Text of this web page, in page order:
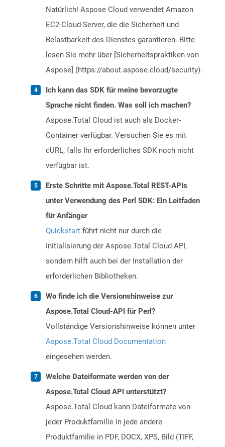
Natürlich! Aspose Cloud verwendet Amazon
EC2-Cloud-Server, die die Sicherheit und
Belastbarkeit des Dienstes garantieren. Bitte
lesen Sie mehr über [Sicherheitspraktiken von
Aspose] (https://about.aspose.cloud/security).
Ich kann das SDK für meine bevorzugte
Sprache nicht finden. Was soll ich machen?
Aspose.Total Cloud ist auch als Docker-
Container verfügbar. Versuchen Sie es mit
cURL, falls Ihr erforderliches SDK noch nicht
verfügbar ist.
Erste Schritte mit Aspose.Total REST-APIs
unter Verwendung des Perl SDK: Ein Leitfaden
für Anfänger
Quickstart führt nicht nur durch die
Initialisierung der Aspose.Total Cloud API,
sondern hilft auch bei der Installation der
erforderlichen Bibliotheken.
Wo finde ich die Versionshinweise zur
Aspose.Total Cloud-API für Perl?
Vollständige Versionshinweise können unter
Aspose.Total Cloud Documentation
eingesehen werden.
Welche Dateiformate werden von der
Aspose.Total Cloud API unterstützt?
Aspose.Total Cloud kann Dateiformate von
jeder Produktfamilie in jede andere
Produktfamilie in PDF, DOCX, XPS, Bild (TIFF,